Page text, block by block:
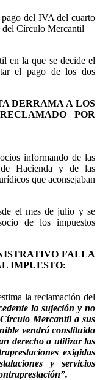
del IVA del cuarto
del Círculo Mercantil
en la que se decide el
el pago de los dos
DERRAMA A LOS
POR
informando de las
de Hacienda y de las
que aconsejaban
el mes de julio y se
de los impuestos
FALLA
IMPUESTO:
la reclamación del
la sujeción y no
Mercantil a sus
vendrá constituida
derecho a utilizar las
exigidas
y servicios